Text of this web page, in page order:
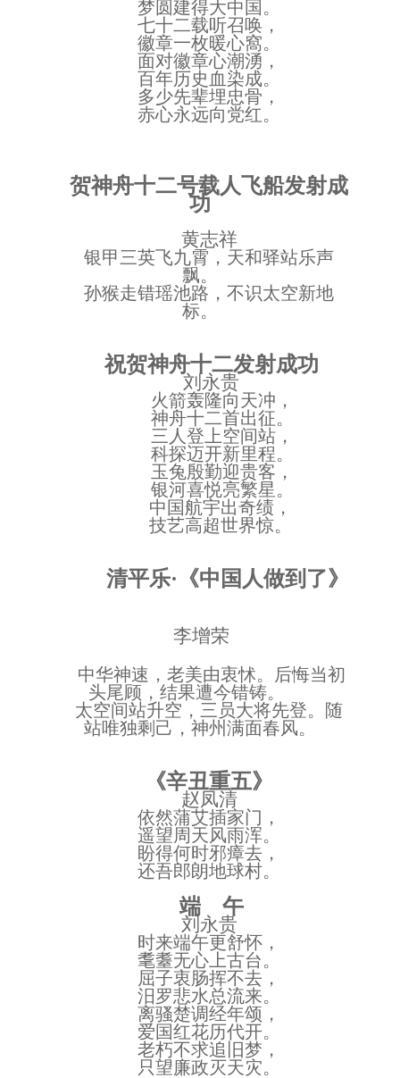
梦圆建得大中国。
七十二载听召唤，
徽章一枚暖心窩。
面对徽章心潮湧，
百年历史血染成。
多少先辈埋忠骨，
赤心永远向党红。
贺神舟十二号载人飞船发射成
功
黄志祥
银甲三英飞九霄，天和驿站乐声
飘。
孙猴走错瑶池路，不识太空新地
标。
祝贺神舟十二发射成功
刘永贵
火箭轰隆向天冲，
神舟十二首出征。
三人登上空间站，
科探迈开新里程。
玉兔殷勤迎贵客，
银河喜悦亮繁星。
中国航宇出奇绩，
技艺高超世界惊。
清平乐·《中国人做到了》
李增荣
中华神速，老美由衷怵。后悔当初
头尾顾，结果遭今错铸。
太空间站升空，三员大将先登。随
站唯独剩己，神州满面春风。
《辛丑重五》
赵凤清
依然蒲艾插家门，
遥望周天风雨浑。
盼得何时邪瘴去，
还吾郎朗地球村。
端 午
刘永贵
时来端午更舒怀，
耄耋无心上古台。
屈子衷肠挥不去，
汨罗悲水总流来。
离骚楚调经年颂，
爱国红花历代开。
老朽不求追旧梦，
只望廉政灭天灾。